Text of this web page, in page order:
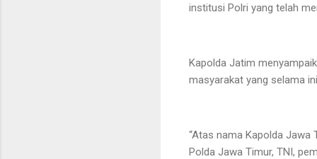
institusi Polri yang telah
Kapolda Jatim
masyarakat yang selama
“Atas nama Kapolda Jawa
Polda Jawa Timur, TNI,